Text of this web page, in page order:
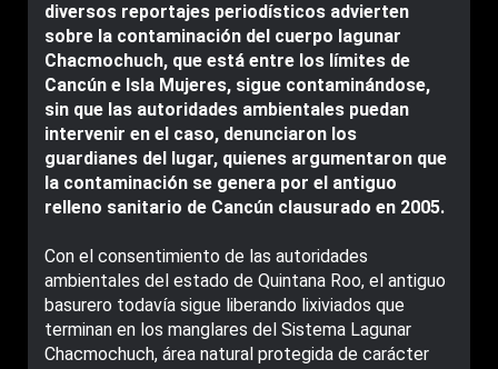
diversos reportajes periodísticos advierten
sobre la contaminación del cuerpo lagunar
Chacmochuch, que está entre los límites de
Cancún e Isla Mujeres, sigue contaminándose,
sin que las autoridades ambientales puedan
intervenir en el caso, denunciaron los
guardianes del lugar, quienes argumentaron que
la contaminación se genera por el antiguo
relleno sanitario de Cancún clausurado en 2005.
Con el consentimiento de las autoridades
ambientales del estado de Quintana Roo, el antiguo
basurero todavía sigue liberando lixiviados que
terminan en los manglares del Sistema Lagunar
Chacmochuch, área natural protegida de carácter